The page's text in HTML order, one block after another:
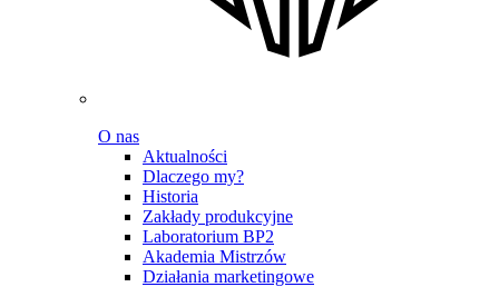
O nas
Aktualności
Dlaczego my?
Historia
Zakłady produkcyjne
Laboratorium BP2
Akademia Mistrzów
Działania marketingowe